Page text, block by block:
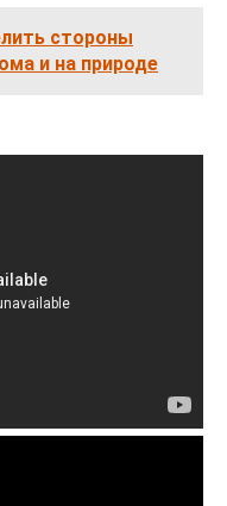
стороны
и на природе